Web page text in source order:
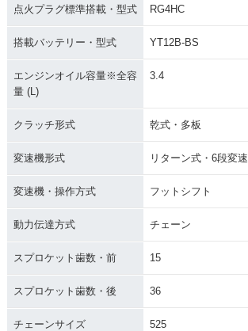
点火プラグ標準搭載・型式 RG4HC
搭載バッテリー・型式 YT12B-BS
エンジンオイル容量※全容
量 (L)
3.4
クラッチ形式 乾式・多板
変速機形式 リターン式・6段変速
変速機・操作方式 フットシフト
動力伝達方式 チェーン
スプロケット歯数・前 15
スプロケット歯数・後 36
チェーンサイズ 525